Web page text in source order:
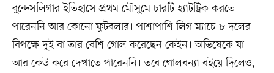
বুন্দেসলিগার ইতিহাসে প্রথম মৌসুমে চারটি হ্যাটট্রিক করতে
পারেননি আর কোনো ফুটবলার। পাশাপাশি লিগ ম্যাচে ৮ দলের
বিপক্ষে দুই বা তার বেশি গোল করেছেন কেইন। অভিষেকে যা
আর কেউ করে দেখাতে পারেননি। তবে গোলবন্যা বইয়ে দিলেও,